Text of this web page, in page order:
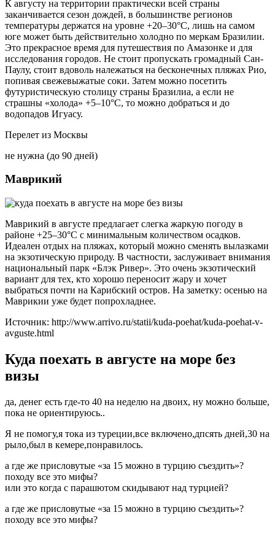
К августу на территории практически всей страны
заканчивается сезон дождей, в большинстве регионов
температуры держатся на уровне +20‒30°С, лишь на самом
юге может быть действительно холодно по меркам Бразилии.
Это прекрасное время для путешествия по Амазонке и для
исследования городов. Не стоит пропускать громадный Сан-
Паулу, стоит вдоволь належаться на бесконечных пляжах Рио,
попивая свежевыжатые соки. Затем можно посетить
футуристическую столицу страны Бразилиа, а если не
страшны «холода» +5‒10°С, то можно добраться и до
водопадов Игуасу.
Перелет из Москвы
не нужна (до 90 дней)
Маврикий
Маврикий в августе предлагает слегка жаркую погоду в
районе +25‒30°С с минимальным количеством осадков.
Идеален отдых на пляжах, который можно сменять вылазками
на экзотическую природу. В частности, заслуживает внимания
национальный парк «Блэк Ривер». Это очень экзотический
вариант для тех, кто хорошо переносит жару и хочет
выбраться почти на Карибский остров. На заметку: осенью на
Маврикии уже будет попрохладнее.
Источник: http://www.arrivo.ru/statii/kuda-poehat/kuda-poehat-v-
avguste.html
Куда поехать в августе на море без
визы
да, денег есть где-то 40 на неделю на двоих, ну можно больше,
пока не ориентируюсь..
Я не помогу,я тока из туреции,все включено,дпсять дней,30 на
рыло,был в кемере,понравилось.
а где же присловутые «за 15 можно в турцию съездить»?
походу все это мифы?
или это когда с парашютом скидывают над турцией?
а где же присловутые «за 15 можно в турцию съездить»?
походу все это мифы?